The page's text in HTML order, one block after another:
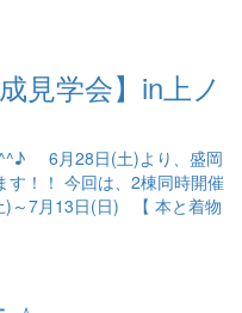
見学会】in上ノ
6月28日(土)より、盛岡
す！！ 今回は、2棟同時開催
7月13日(日) 【 本と着物